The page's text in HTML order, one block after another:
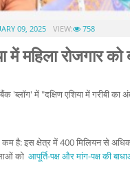
09, 2025 VIEW: 758
में महिला रोजगार
'ब्लॉग' में "दक्षिण एशिया में गरीबी का
कम है: इस क्षेत्र में 400 मिलियन से
को आपूर्ति-पक्ष और मांग-पक्ष की